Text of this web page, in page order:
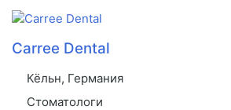
Carree Dental
Кёльн, Германия
Стоматологи